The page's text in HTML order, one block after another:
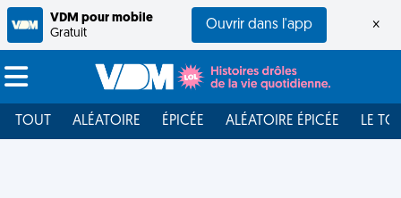
VDM pour mobile
Gratuit
Ouvrir dans l'app ×
TOUT ALÉATOIRE ÉPICÉE ALÉATOIRE ÉPICÉE LE